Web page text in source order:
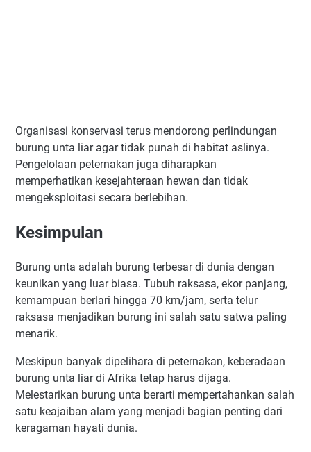
Organisasi konservasi terus mendorong perlindungan
burung unta liar agar tidak punah di habitat aslinya.
Pengelolaan peternakan juga diharapkan
memperhatikan kesejahteraan hewan dan tidak
mengeksploitasi secara berlebihan.
Kesimpulan
Burung unta adalah burung terbesar di dunia dengan
keunikan yang luar biasa. Tubuh raksasa, ekor panjang,
kemampuan berlari hingga 70 km/jam, serta telur
raksasa menjadikan burung ini salah satu satwa paling
menarik.
Meskipun banyak dipelihara di peternakan, keberadaan
burung unta liar di Afrika tetap harus dijaga.
Melestarikan burung unta berarti mempertahankan salah
satu keajaiban alam yang menjadi bagian penting dari
keragaman hayati dunia.